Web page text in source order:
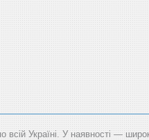
Україні. У наявності —